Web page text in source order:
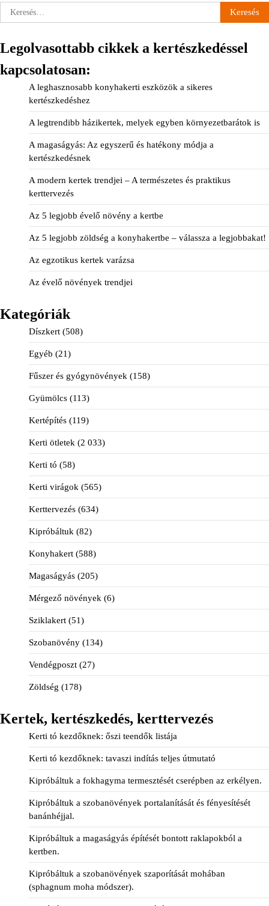
Keresés:
Legolvasottabb cikkek a kertészkedéssel
kapcsolatosan:
A leghasznosabb konyhakerti eszközök a sikeres
kertészkedéshez
A legtrendibb házikertek, melyek egyben környezetbarátok is
A magaságyás: Az egyszerű és hatékony módja a
kertészkedésnek
A modern kertek trendjei – A természetes és praktikus
kerttervezés
Az 5 legjobb évelő növény a kertbe
Az 5 legjobb zöldség a konyhakertbe – válassza a legjobbakat!
Az egzotikus kertek varázsa
Az évelő növények trendjei
Kategóriák
Díszkert (508)
Egyéb (21)
Fűszer és gyógynövények (158)
Gyümölcs (113)
Kertépítés (119)
Kerti ötletek (2 033)
Kerti tó (58)
Kerti virágok (565)
Kerttervezés (634)
Kipróbáltuk (82)
Konyhakert (588)
Magaságyás (205)
Mérgező növények (6)
Sziklakert (51)
Szobanövény (134)
Vendégposzt (27)
Zöldség (178)
Kertek, kertészkedés, kerttervezés
Kerti tó kezdőknek: őszi teendők listája
Kerti tó kezdőknek: tavaszi indítás teljes útmutató
Kipróbáltuk a fokhagyma termesztését cserépben az erkélyen.
Kipróbáltuk a szobanövények portalanítását és fényesítését
banánhéjjal.
Kipróbáltuk a magaságyás építését bontott raklapokból a
kertben.
Kipróbáltuk a szobanövények szaporítását mohában
(sphagnum moha módszer).